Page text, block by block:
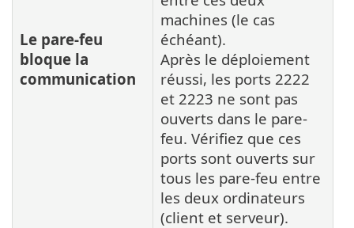
Le pare-feu
bloque la
communication
machines (le cas
échéant).
Après le déploiement
réussi, les ports 2222
et 2223 ne sont pas
ouverts dans le pare-
feu. Vérifiez que ces
ports sont ouverts sur
tous les pare-feu entre
les deux ordinateurs
(client et serveur).